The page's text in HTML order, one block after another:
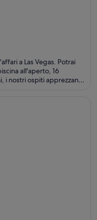
a Las Vegas. Potrai
all'aperto, 16
i nostri ospiti apprezzano